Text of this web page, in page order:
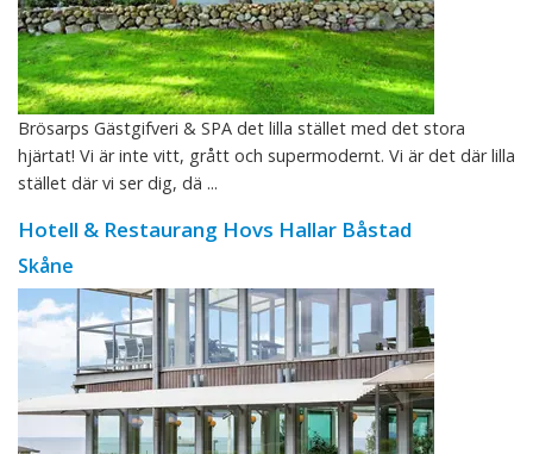
Brösarps Gästgifveri & SPA det lilla stället med det stora
hjärtat! Vi är inte vitt, grått och supermodernt. Vi är det där lilla
stället där vi ser dig, dä ...
Hotell & Restaurang Hovs Hallar Båstad
Skåne